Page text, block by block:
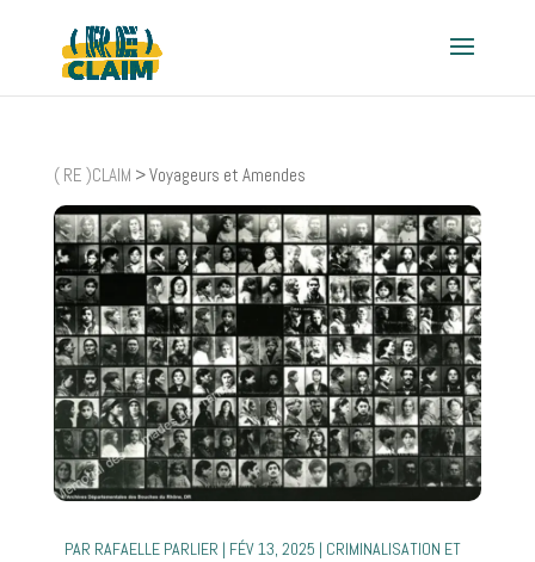
( RE )CLAIM >Voyageurs et Amendes
PAR RAFAELLE PARLIER | FÉV 13, 2025 | CRIMINALISATION ET